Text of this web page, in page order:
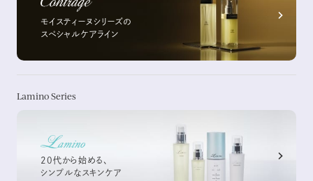
モイスティーヌシリーズの
スペシャルケアライン
Lamino Series
20代から始める、
シンプルなスキンケア